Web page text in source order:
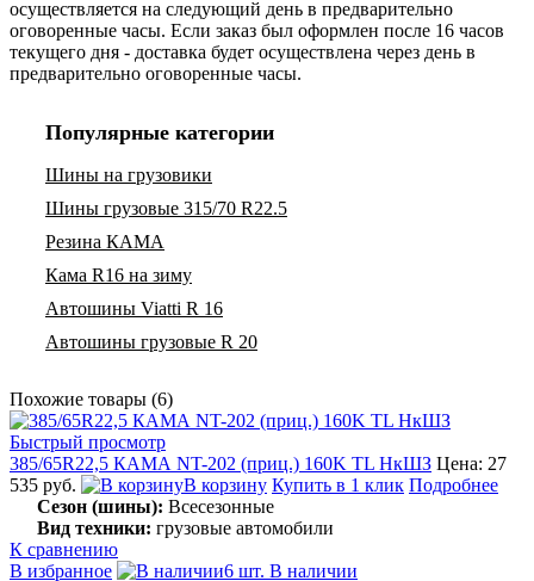
осуществляется на следующий день в предварительно
оговоренные часы. Если заказ был оформлен после 16 часов
текущего дня - доставка будет осуществлена через день в
предварительно оговоренные часы.
Популярные категории
Шины на грузовики
Шины грузовые 315/70 R22.5
Резина КАМА
Кама R16 на зиму
Автошины Viatti R 16
Автошины грузовые R 20
Похожие товары (6)
Быстрый просмотр
385/65R22,5 КАМА NT-202 (приц.) 160K TL НкШЗ Цена: 27
535 руб.
В корзину Купить в 1 клик Подробнее
Сезон (шины): Всесезонные
Вид техники: грузовые автомобили
К сравнению
В избранное
6 шт. В наличии